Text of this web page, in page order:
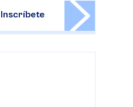
Inscríbete